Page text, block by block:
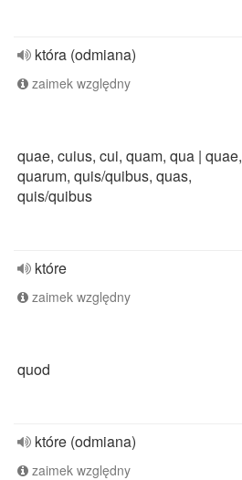
która (odmiana)
zaimek względny
quae, cuius, cui, quam, qua | quae,
quarum, quis/quibus, quas,
quis/quibus
które
zaimek względny
quod
które (odmiana)
zaimek względny